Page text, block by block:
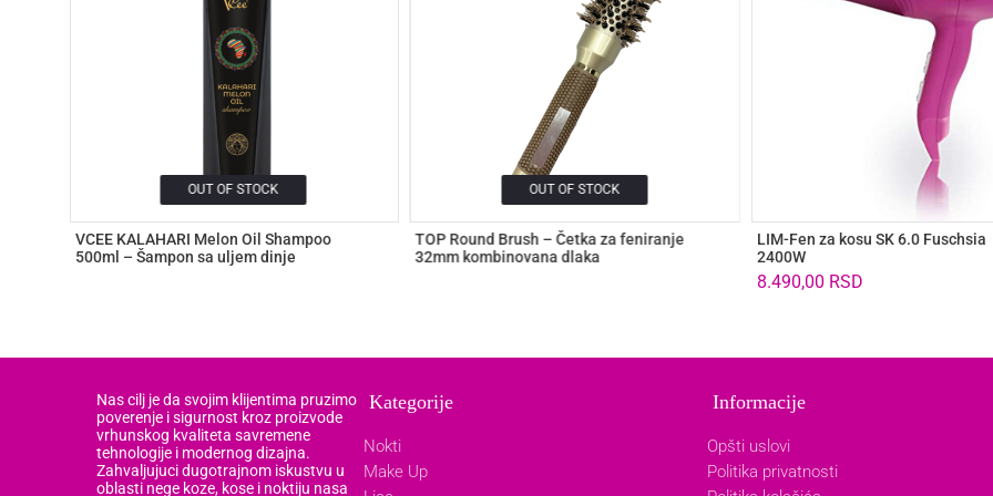
OUT OF STOCK
VCEE KALAHARI Melon Oil Shampoo
500ml – Šampon sa uljem dinje
OUT OF STOCK
TOP Round Brush – Četka za feniranje
32mm kombinovana dlaka
LIM-Fen za kosu SK 6.0 Fuschsia
2400W
8.490,00 RSD
Nas cilj je da svojim klijentima pruzimo
poverenje i sigurnost kroz proizvode
vrhunskog kvaliteta savremene
tehnologije i modernog dizajna.
Zahvaljujuci dugotrajnom iskustvu u
oblasti nege koze, kose i noktiju nasa
Kategorije
Nokti
Make Up
Informacije
Opšti uslovi
Politika privatnosti